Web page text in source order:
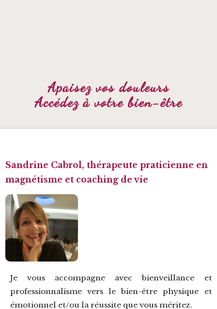
Apaisez vos douleurs
-
Accédez à votre bien-être
Sandrine Cabrol, thérapeute praticienne en
magnétisme et coaching de vie
Je vous accompagne avec bienveillance et
professionnalisme vers le bien-être physique et
émotionnel et/ou la réussite que vous méritez.